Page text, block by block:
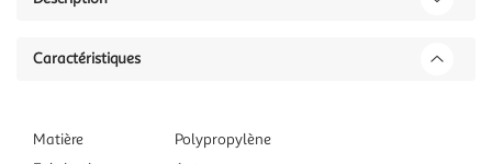
Caractéristiques
Matière
Polypropylène